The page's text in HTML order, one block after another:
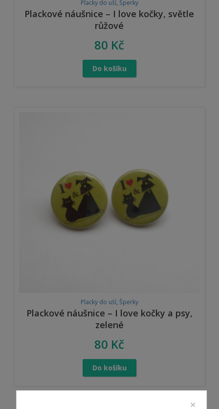
Placky do uší, Šperky
Plackové náušnice – I love kočky, světle
růžové
80 Kč
Do košíku
Placky do uší, Šperky
Plackové náušnice – I love kočky a psy,
zelené
80 Kč
Do košíku
×